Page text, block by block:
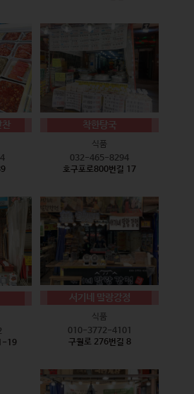
찬 착한탕국
식품
032-465-8294
호구포로800번길 17
19
서기네 말랑강정
식품
010-3772-4101
구월로 276번길 8